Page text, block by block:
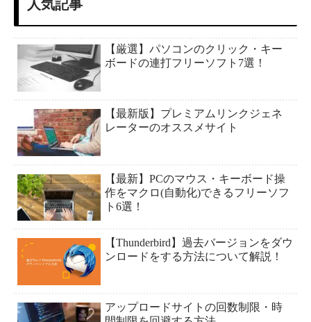
人気記事
【厳選】パソコンのクリック・キー
ボードの連打フリーソフト7選！
【最新版】プレミアムリンクジェネ
レーターのオススメサイト
【最新】PCのマウス・キーボード操
作をマクロ(自動化)できるフリーソフ
ト6選！
【Thunderbird】過去バージョンをダウ
ンロードをする方法について解説！
アップロードサイトの回数制限・時